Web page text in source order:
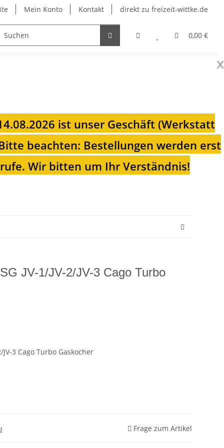
Mein Konto Kontakt direkt zu freizeit-wittke.de
0,00 €
Heizungen für Ihren
x
ist unser Geschäft (Werkstatt
beachten: Bestellungen werden erst
Wir bitten um Ihr Verständnis!
JV-1/JV-2/JV-3 Cago Turbo
3 Cago Turbo Gaskocher
Frage zum Artikel